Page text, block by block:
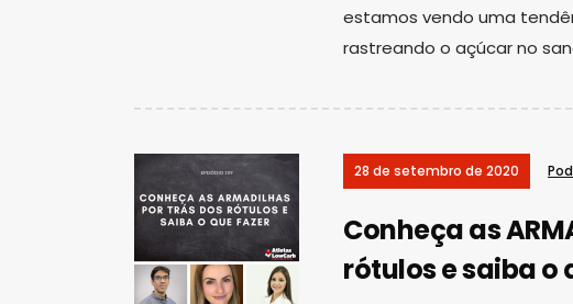
estamos vendo uma
rastreando o açúcar no
28 de setembro de 2020
Conheça as
rótulos e saiba o